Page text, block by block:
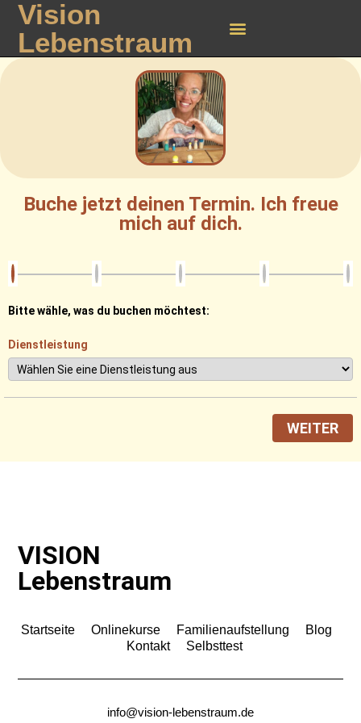
Vision
Lebenstraum
Buche jetzt deinen Termin. Ich freue
mich auf dich.
Bitte wähle, was du buchen möchtest:
Dienstleistung
WEITER
VISION
Lebenstraum
Startseite Onlinekurse Familienaufstellung
Blog
Kontakt
Selbsttest
info@vision-lebenstraum.de